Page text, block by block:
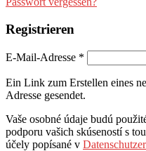
Registrieren
E-Mail-Adresse *
Ein Link zum Erstellen eines
Adresse gesendet.
Vaše osobné údaje budú
podporu vašich skúseností s
účely popísané v